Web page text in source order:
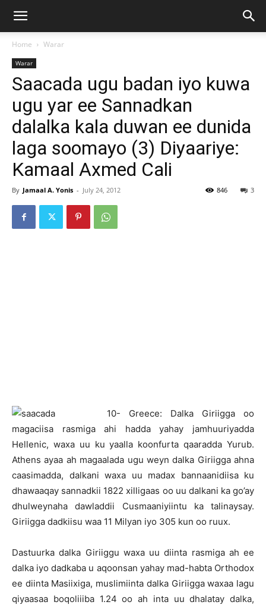
Home Warar
Warar
Saacada ugu badan iyo kuwa
ugu yar ee Sannadkan
dalalka kala duwan ee dunida
laga soomayo (3) Diyaariye:
Kamaal Axmed Cali
By Jamaal A. Yonis - July 24, 2012 3
846
10- Greece: Dalka Giriigga oo
magaciisa rasmiga ahi hadda yahay jamhuuriyadda
Hellenic, waxa uu ku yaalla koonfurta qaaradda Yurub.
Athens ayaa ah magaalada ugu weyn dalka Giriigga ahna
caasimadda, dalkani waxa uu madax bannaanidiisa ku
dhawaaqay sannadkii 1822 xilligaas oo uu dalkani ka go’ay
dhulweynaha dawladdii Cusmaaniyiintu ka talinaysay.
Giriigga dadkiisu waa 11 Milyan iyo 305 kun oo ruux.
Dastuurka dalka Giriiggu waxa uu diinta rasmiga ah ee
dalka iyo dadkaba u aqoonsan yahay mad-habta Orthodox
ee diinta Masiixiga, muslimiinta dalka Giriigga waxaa lagu
qiyaasaa boqoliiiba 1.24 oo ah inta uu dhalatay dalka,